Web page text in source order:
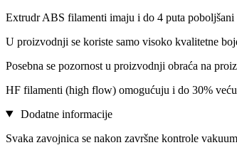
Extrudr ABS filamenti imaju i do 4 puta
U proizvodnji se koriste samo visoko kvalitetne
Posebna se pozornost u proizvodnji obraća na
HF filamenti (high flow) omogućuju i do 30%
Dodatne informacije
Svaka zavojnica se nakon završne kontrole